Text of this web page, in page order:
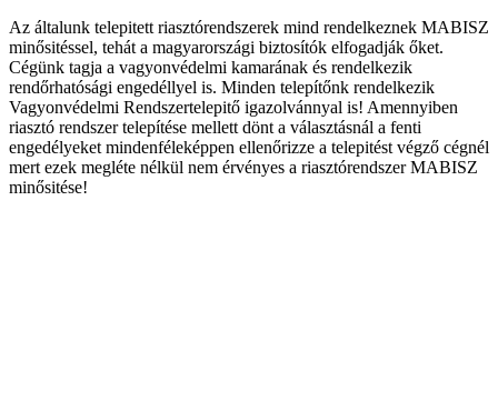
Az általunk telepitett riasztórendszerek mind rendelkeznek MABISZ
minősitéssel, tehát a magyarországi biztosítók elfogadják őket.
Cégünk tagja a vagyonvédelmi kamarának és rendelkezik
rendőrhatósági engedéllyel is. Minden telepítőnk rendelkezik
Vagyonvédelmi Rendszertelepitő igazolvánnyal is! Amennyiben
riasztó rendszer telepítése mellett dönt a választásnál a fenti
engedélyeket mindenféleképpen ellenőrizze a telepitést végző cégnél
mert ezek megléte nélkül nem érvényes a riasztórendszer MABISZ
minősitése!